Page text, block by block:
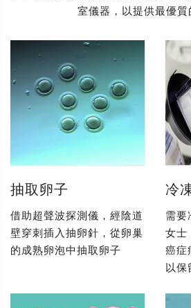
室儀器，以提供最優質
抽取卵子
借助超聲波探測儀，經陰道
壁穿刺插入抽卵針，從卵巢
的成熟卵泡中抽取卵子
冷
需要
女士
癌症
以保